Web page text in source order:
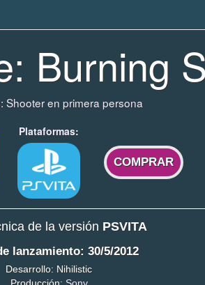
Burning
Shooter en primera persona
Plataformas:
COMPRAR
de la versión PSVITA
lanzamiento: 30/5/2012
Desarrollo: Nihilistic
Producción: Sony